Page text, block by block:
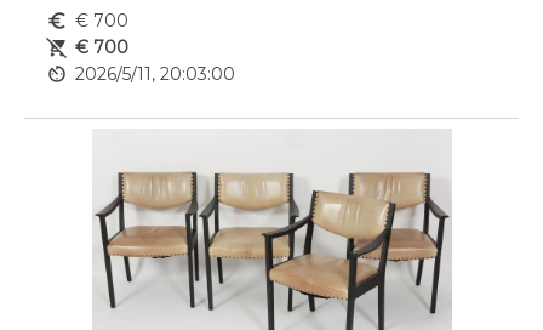
euro_symbol € 700
remove_shopping_cart € 700
av_timer 2026/5/11, 20:03:00